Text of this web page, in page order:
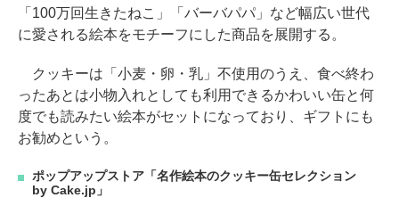
「100万回生きたねこ」「バーバパパ」など幅広い世代
に愛される絵本をモチーフにした商品を展開する。
クッキーは「小麦・卵・乳」不使用のうえ、食べ終わ
ったあとは小物入れとしても利用できるかわいい缶と何
度でも読みたい絵本がセットになっており、ギフトにも
お勧めという。
ポップアップストア「名作絵本のクッキー缶セレクション
by Cake.jp」